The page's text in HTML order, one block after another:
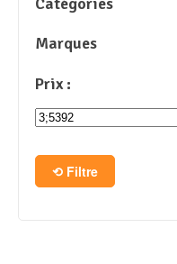
Marques
Prix :
Filtre